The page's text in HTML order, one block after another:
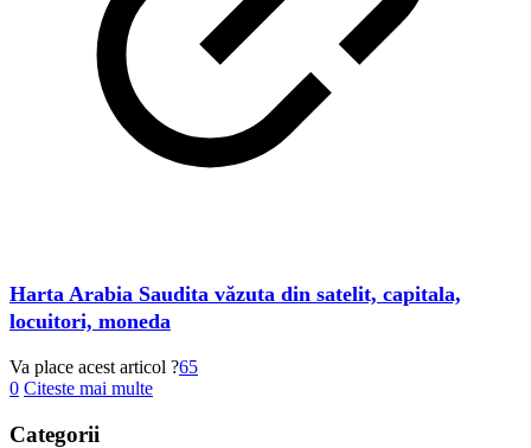
Harta Arabia Saudita văzuta din satelit, capitala,
locuitori, moneda
Va place acest articol ?65
0 Citeste mai multe
Categorii